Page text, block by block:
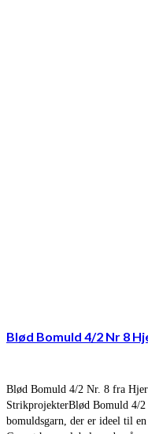
Blød Bomuld 4/2 Nr 8
Blød Bomuld 4/2 Nr. 8 fra
StrikprojekterBlød Bomuld 4/
bomuldsgarn, der er ideel til